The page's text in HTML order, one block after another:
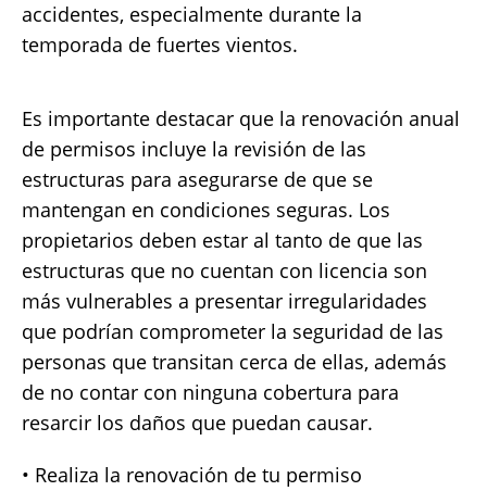
accidentes, especialmente durante la
temporada de fuertes vientos.
Es importante destacar que la renovación anual
de permisos incluye la revisión de las
estructuras para asegurarse de que se
mantengan en condiciones seguras. Los
propietarios deben estar al tanto de que las
estructuras que no cuentan con licencia son
más vulnerables a presentar irregularidades
que podrían comprometer la seguridad de las
personas que transitan cerca de ellas, además
de no contar con ninguna cobertura para
resarcir los daños que puedan causar.
• Realiza la renovación de tu permiso